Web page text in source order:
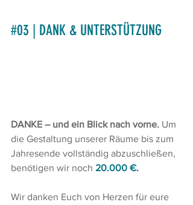
#03 | DANK & UNTERSTÜTZUNG
DANKE – und ein Blick nach vorne. Um
die Gestaltung unserer Räume bis zum
Jahresende vollständig abzuschließen,
benötigen wir noch 20.000 €.
Wir danken Euch von Herzen für eure